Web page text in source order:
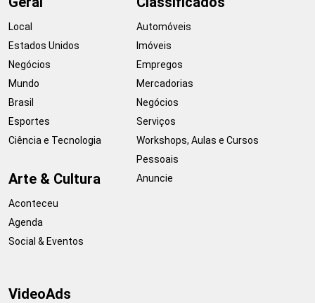
Local
Estados Unidos
Negócios
Mundo
Brasil
Esportes
Ciência e Tecnologia
Arte & Cultura
Aconteceu
Agenda
Social & Eventos
Automóveis
Imóveis
Empregos
Mercadorias
Negócios
Serviços
Workshops, Aulas e Cursos
Pessoais
Anuncie
VideoAds